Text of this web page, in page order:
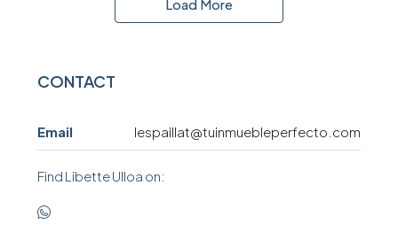
Load More
CONTACT
Email lespaillat@tuinmuebleperfecto.com
Find Libette Ulloa on: